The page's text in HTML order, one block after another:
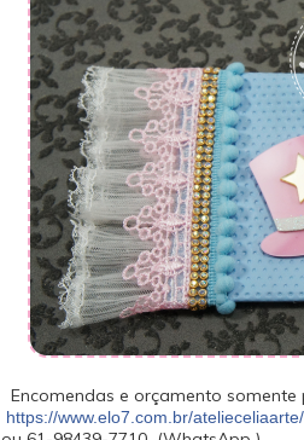
Encomendas e orçamento
https://www.elo7.com.br/